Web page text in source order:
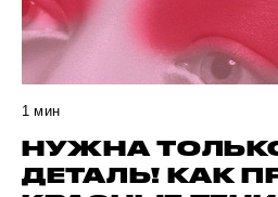
1 мин
НУЖНА
ДЕТАЛЬ! КАК